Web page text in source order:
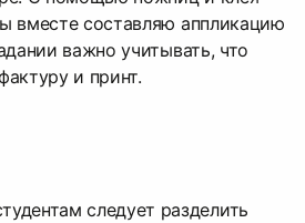
вместе составляю аппликацию
важно учитывать, что
и принт.
следует разделить